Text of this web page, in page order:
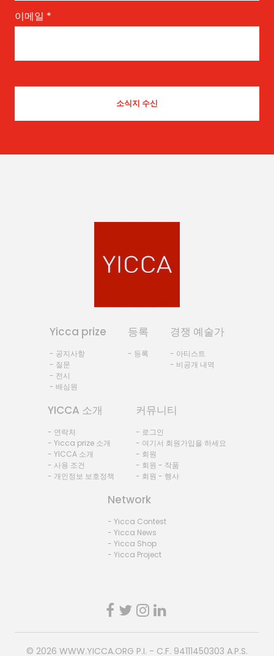
이메일 *
Yicca prize
- 공지사항
- 질문
- 전시
- 배심원
등록
- 등록
경쟁 예술가
- 아티스트
- 비공개 내역
YICCA 소개
- 연락처
- Yicca prize 소개
- YICCA 소개
- 사용 조건
- 개인정보 보호정책
커뮤니티
- 로그인
- 여기서 회원가입을 하세요
- 회원
- 회원 - 작품
- 회원 - 행사
Network
- Yicca Contest
- Yicca News
- Yicca Shop
- Yicca Project
© 2026 WWW.YICCA.ORG P.I. - C.F. 94111450303 A.P.S.